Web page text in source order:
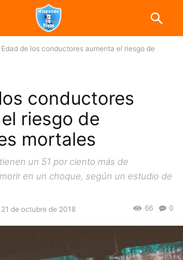
Edad de los conductores aumenta el riesgo de
conductores
riesgo de
mortales
un 51 por ciento más de
en un choque, según un estudio de
21 de octubre de 2018 0
66